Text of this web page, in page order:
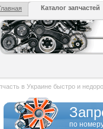
Каталог запчастей
в Украине быстро и
по